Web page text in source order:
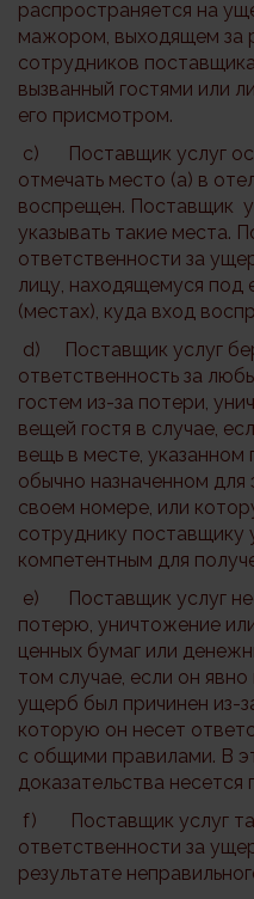
распространяется на
мажором, выходящем за
сотрудников
вызванный гостями или
его присмотром.
c) Поставщик услуг
отмечать место (а) в
воспрещен. Поставщик
указывать такие места.
ответственности за
лицу, находящемуся
(местах), куда вход
d) Поставщик услуг
ответственность за
гостем из-за потери,
вещей гостя в случае,
вещь в месте,
обычно назначенном для
своем номере, или
сотруднику поставщику
компетентным для
e) Поставщик услуг
потерю, уничтожение
ценных бумаг или
том случае, если он
ущерб был причинен из-
которую он несет
с общими правилами. В
доказательства несется
f) Поставщик услуг
ответственности за
результате